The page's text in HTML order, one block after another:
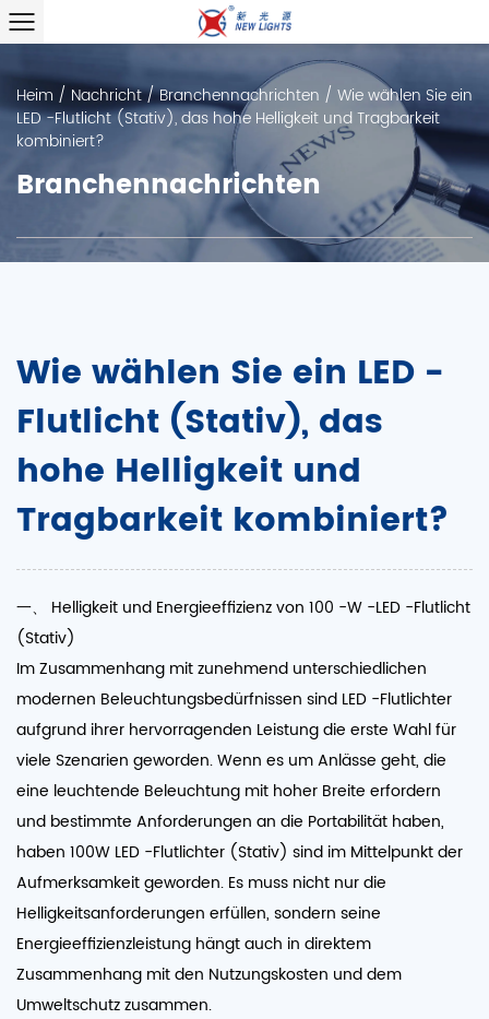
Heim / Nachricht/Branchennachrichten / Wie wählen Sie ein
LED -Flutlicht (Stativ), das hohe Helligkeit und Tragbarkeit
kombiniert?
Branchennachrichten
Wie wählen Sie ein LED -
Flutlicht (Stativ), das
hohe Helligkeit und
Tragbarkeit kombiniert?
一、 Helligkeit und Energieeffizienz von 100 -W -LED -Flutlicht
(Stativ)
Im Zusammenhang mit zunehmend unterschiedlichen
modernen Beleuchtungsbedürfnissen sind LED -Flutlichter
aufgrund ihrer hervorragenden Leistung die erste Wahl für
viele Szenarien geworden. Wenn es um Anlässe geht, die
eine leuchtende Beleuchtung mit hoher Breite erfordern
und bestimmte Anforderungen an die Portabilität haben,
haben 100W LED -Flutlichter (Stativ) sind im Mittelpunkt der
Aufmerksamkeit geworden. Es muss nicht nur die
Helligkeitsanforderungen erfüllen, sondern seine
Energieeffizienzleistung hängt auch in direktem
Zusammenhang mit den Nutzungskosten und dem
Umweltschutz zusammen.